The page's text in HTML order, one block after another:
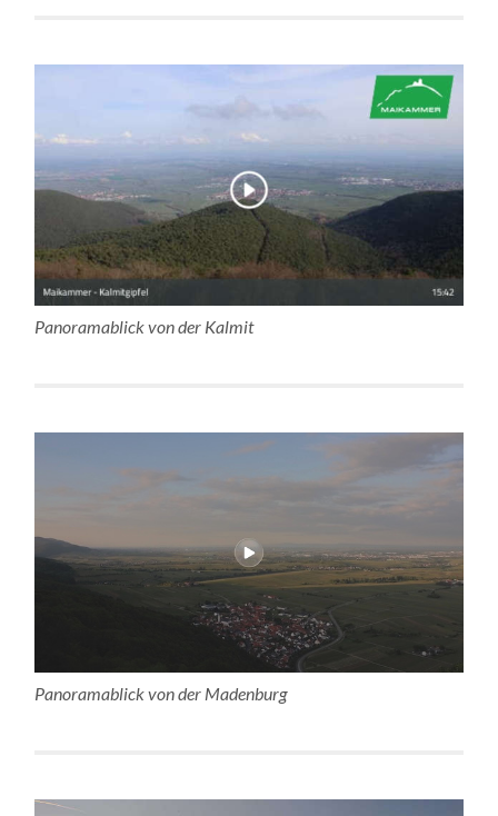
Panoramablick von der Kalmit
Panoramablick von der Madenburg